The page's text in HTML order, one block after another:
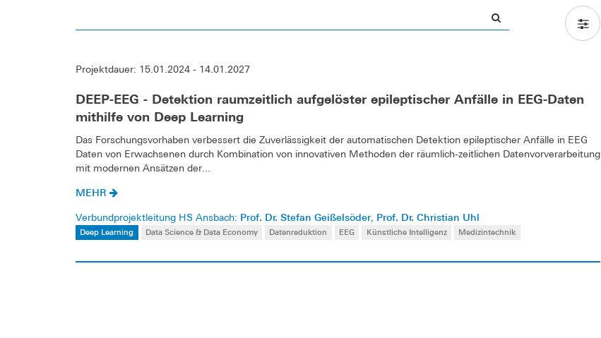
Projektdauer: 15.01.2024 - 14.01.2027
DEEP-EEG - Detektion raumzeitlich aufgelöster epileptischer Anfälle in EEG-Daten
mithilfe von Deep Learning
Das Forschungsvorhaben verbessert die Zuverlässigkeit der automatischen Detektion epileptischer Anfälle in EEG
Daten von Erwachsenen durch Kombination von innovativen Methoden der räumlich-zeitlichen Datenvorverarbeitung
mit modernen Ansätzen der...
MEHR
Verbundprojektleitung HS Ansbach: Prof. Dr. Stefan Geißelsöder, Prof. Dr. Christian Uhl
Deep Learning Data Science & Data Economy Datenreduktion EEG Künstliche Intelligenz Medizintechnik